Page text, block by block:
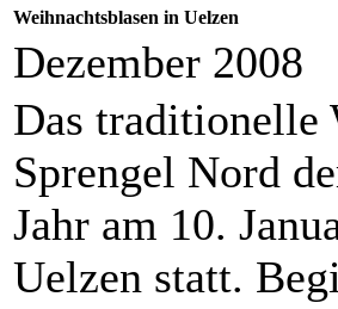
Weihnachtsblasen in Uelzen
Dezember 2008
Das traditionelle
Sprengel Nord
Jahr am 10.
Uelzen statt.